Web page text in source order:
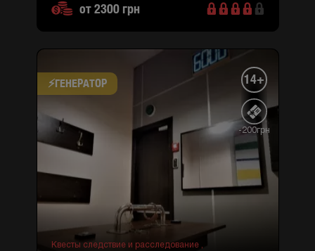
от 2300 грн
⚡​ГЕНЕРАТОР 14+
-200грн
Квесты следствие и расследование ,